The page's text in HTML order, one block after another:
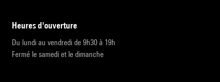
heures d'ouverture
Du lundi au vendredi de 9h30 à 19h
Fermé le samedi et le dimanche